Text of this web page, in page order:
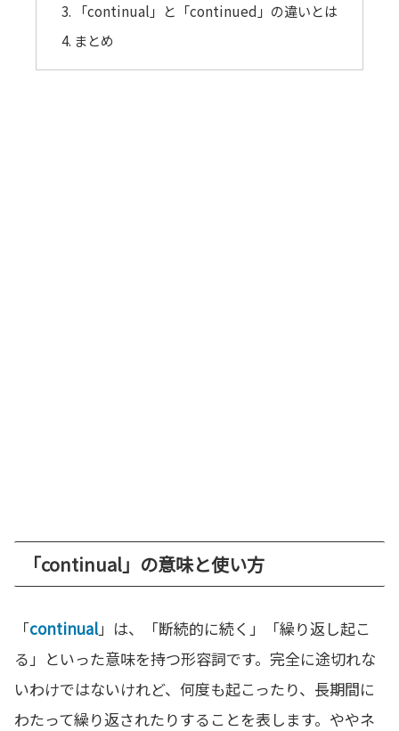
「continual」と「continued」の違いとは
まとめ
「continual」の意味と使い方
「continual」は、「断続的に続く」「繰り返し起こ
る」といった意味を持つ形容詞です。完全に途切れな
いわけではないけれど、何度も起こったり、長期間に
わたって繰り返されたりすることを表します。ややネ